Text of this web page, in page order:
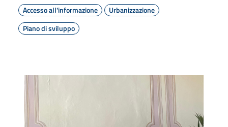
Accesso all'informazione
Urbanizzazione
Piano di sviluppo